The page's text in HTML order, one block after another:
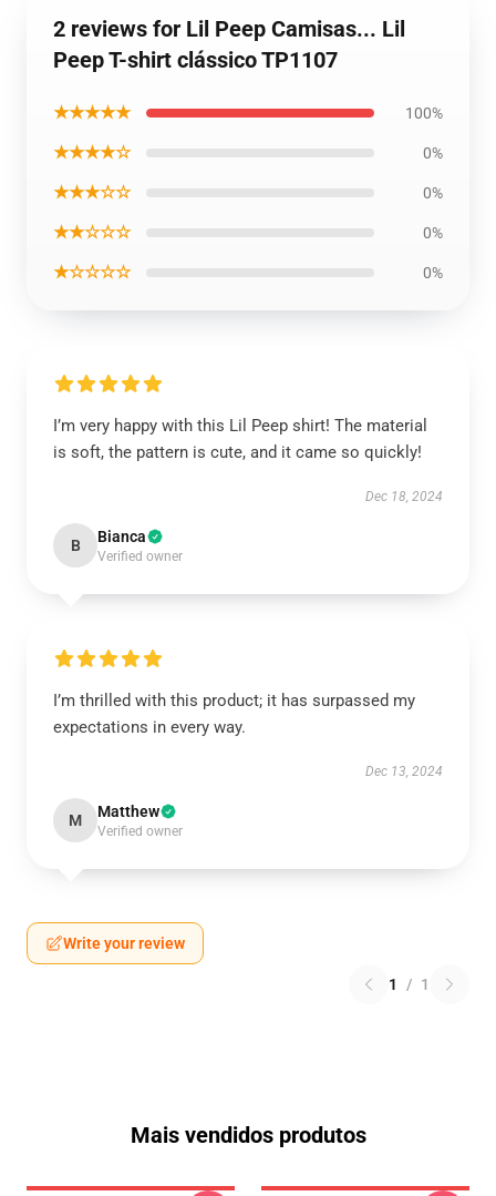
2 reviews for Lil Peep Camisas... Lil
Peep T-shirt clássico TP1107
★★★★★ 100%
★★★★☆ 0%
★★★☆☆ 0%
★★☆☆☆ 0%
★☆☆☆☆ 0%
I’m very happy with this Lil Peep shirt! The material
is soft, the pattern is cute, and it came so quickly!
Dec 18, 2024
B Bianca
Verified owner
I’m thrilled with this product; it has surpassed my
expectations in every way.
Dec 13, 2024
M Matthew
Verified owner
Write your review
1 / 1
Mais vendidos produtos